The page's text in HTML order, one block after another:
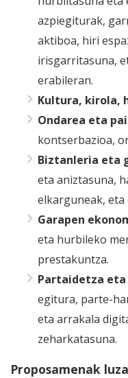
azpiegiturak,
aktiboa, hiri
irisgarritasuna,
erabileran.
Kultura, kirola,
Ondarea eta
kontserbazioa,
Biztanleria eta
eta aniztasuna,
elkarguneak, eta
Garapen
eta hurbileko
prestakuntza.
Partaidetza
egitura, parte-
eta arrakala
zeharkatasuna.
Proposamenak